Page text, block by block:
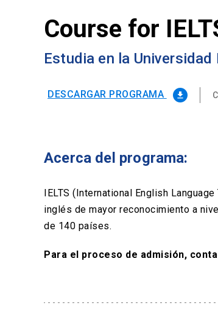
Course for
Estudia en la
DESCARGAR PROGRAMA file_download
Acerca del programa:
IELTS (International English
inglés de mayor reconocimiento a
de 140 países.
Para el proceso de admisión,